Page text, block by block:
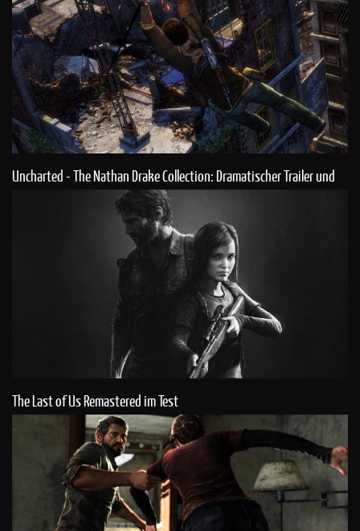
Uncharted - The Nathan Drake Collection: Dramatischer Trailer und
The Last of Us Remastered im Test